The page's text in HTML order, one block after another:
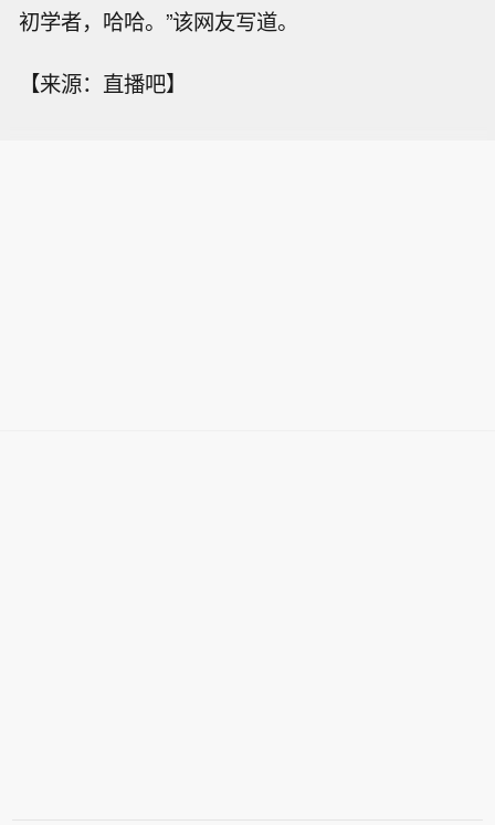
初学者，哈哈。”该网友写道。
【来源：直播吧】